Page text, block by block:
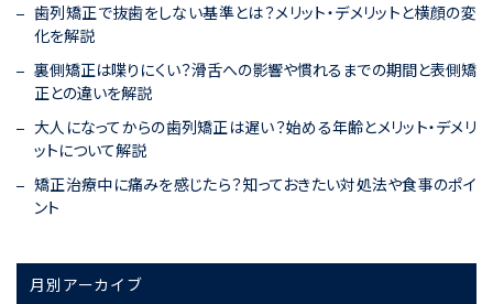
歯列矯正で抜歯をしない基準とは？メリット・デメリットと横顔の変
化を解説
裏側矯正は喋りにくい？滑舌への影響や慣れるまでの期間と表側矯
正との違いを解説
大人になってからの歯列矯正は遅い？始める年齢とメリット・デメリ
ットについて解説
矯正治療中に痛みを感じたら？知っておきたい対処法や食事のポイ
ント
月別アーカイブ